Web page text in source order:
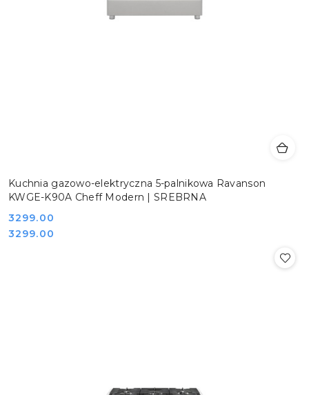
Kuchnia gazowo-elektryczna 5-palnikowa Ravanson
KWGE-K90A Cheff Modern | SREBRNA
Cena:
3299.00
Cena:
3299.00